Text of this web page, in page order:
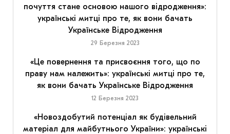
почуття стане основою нашого відродження»:
українські митці про те, як вони бачать
Українське Відродження
29 Березня 2023
«Це повернення та присвоєння того, що по
праву нам належить»: українські митці про те,
як вони бачать Українське Відродження
12 Березня 2023
«Новоздобутий потенціал як будівельний
матеріал для майбутнього України»: українські